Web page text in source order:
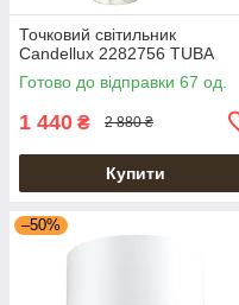
Точковий світильник
Candellux 2282756 TUBA
Готово до відправки 67 од.
1 440 ₴ 2 880 ₴
Купити
–50%